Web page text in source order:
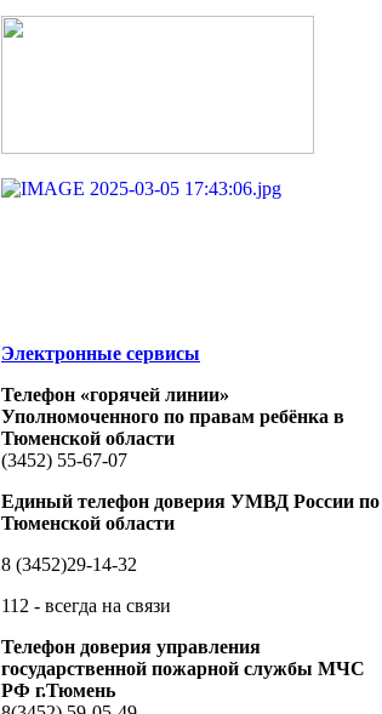
Электронные сервисы
Телефон «горячей линии»
Уполномоченного по правам ребёнка в
Тюменской области
(3452) 55-67-07
Единый телефон доверия УМВД России по
Тюменской области
8 (3452)29-14-32
112 - всегда на связи
Телефон доверия управления
государственной пожарной службы МЧС
РФ г.Тюмень